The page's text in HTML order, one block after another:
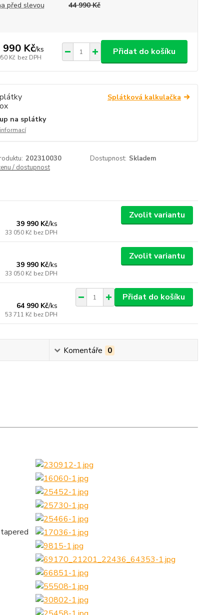
před slevou 44 990 Kč
990 Kč/ks
Kč bez DPH
Přidat do košíku
Splátková kalkulačka
na splátky
202310030 Dostupnost: Skladem
/ dostupnost
39 990 Kč/ks
33 050 Kč bez DPH
Zvolit variantu
39 990 Kč/ks
33 050 Kč bez DPH
Zvolit variantu
64 990 Kč/ks
53 711 Kč bez DPH
Přidat do košíku
Komentáře 0